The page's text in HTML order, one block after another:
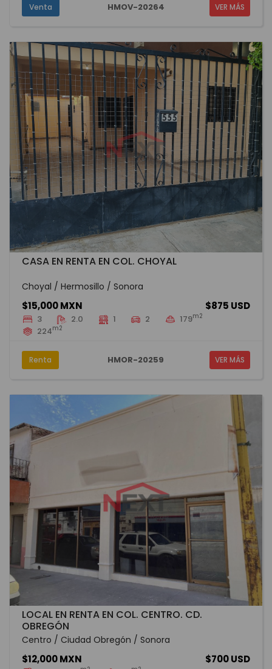
Venta HMOV-20264 VER MÁS
CASA EN RENTA EN COL. CHOYAL
Choyal / Hermosillo / Sonora
$15,000 MXN $875 USD
3 2.0 1 2 179m2
224m2
Renta HMOR-20259 VER MÁS
LOCAL EN RENTA EN COL. CENTRO. CD.
OBREGÓN
Centro / Ciudad Obregón / Sonora
$12,000 MXN $700 USD